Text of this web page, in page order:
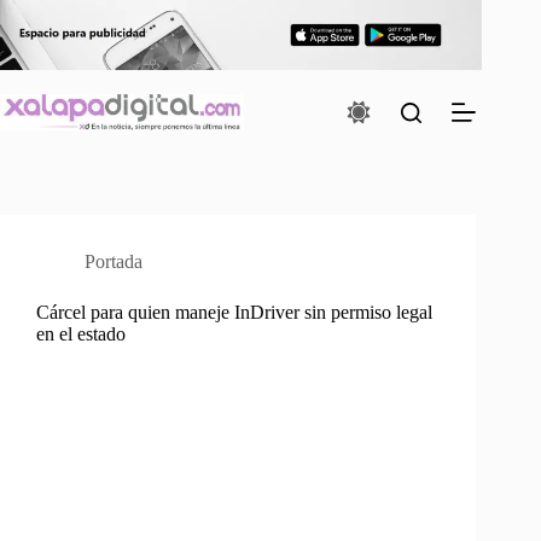
al
contenido
Portada
Cárcel para quien maneje InDriver sin permiso legal
en el estado